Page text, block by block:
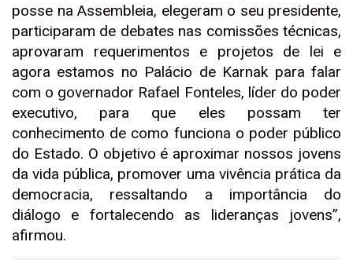
posse na Assembleia, elegeram o seu presidente,
participaram de debates nas comissões técnicas,
aprovaram requerimentos e projetos de lei e
agora estamos no Palácio de Karnak para falar
com o governador Rafael Fonteles, líder do poder
executivo, para que eles possam ter
conhecimento de como funciona o poder público
do Estado. O objetivo é aproximar nossos jovens
da vida pública, promover uma vivência prática da
democracia, ressaltando a importância do
diálogo e fortalecendo as lideranças jovens”,
afirmou.